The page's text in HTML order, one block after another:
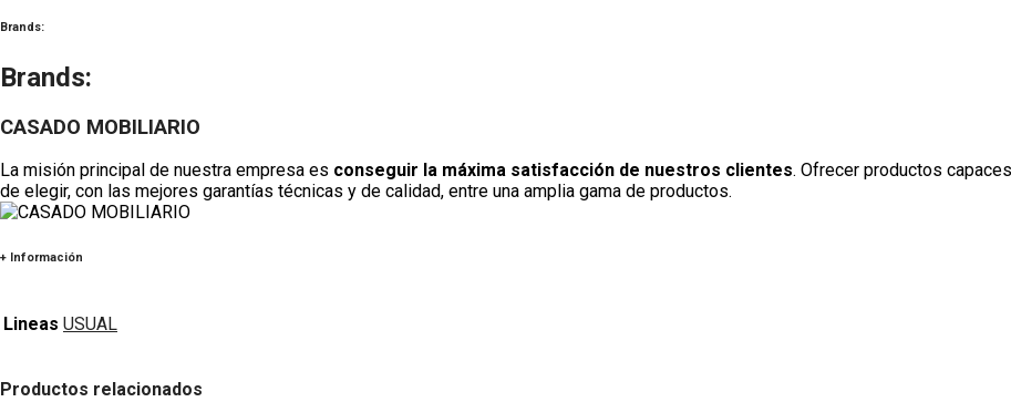
Brands:
Brands:
CASADO MOBILIARIO
La misión principal de nuestra empresa es conseguir la máxima satisfacción de nuestros clientes. Ofrecer productos
de elegir, con las mejores garantías técnicas y de calidad, entre una amplia gama de productos.
+ Información
Lineas USUAL
Productos relacionados